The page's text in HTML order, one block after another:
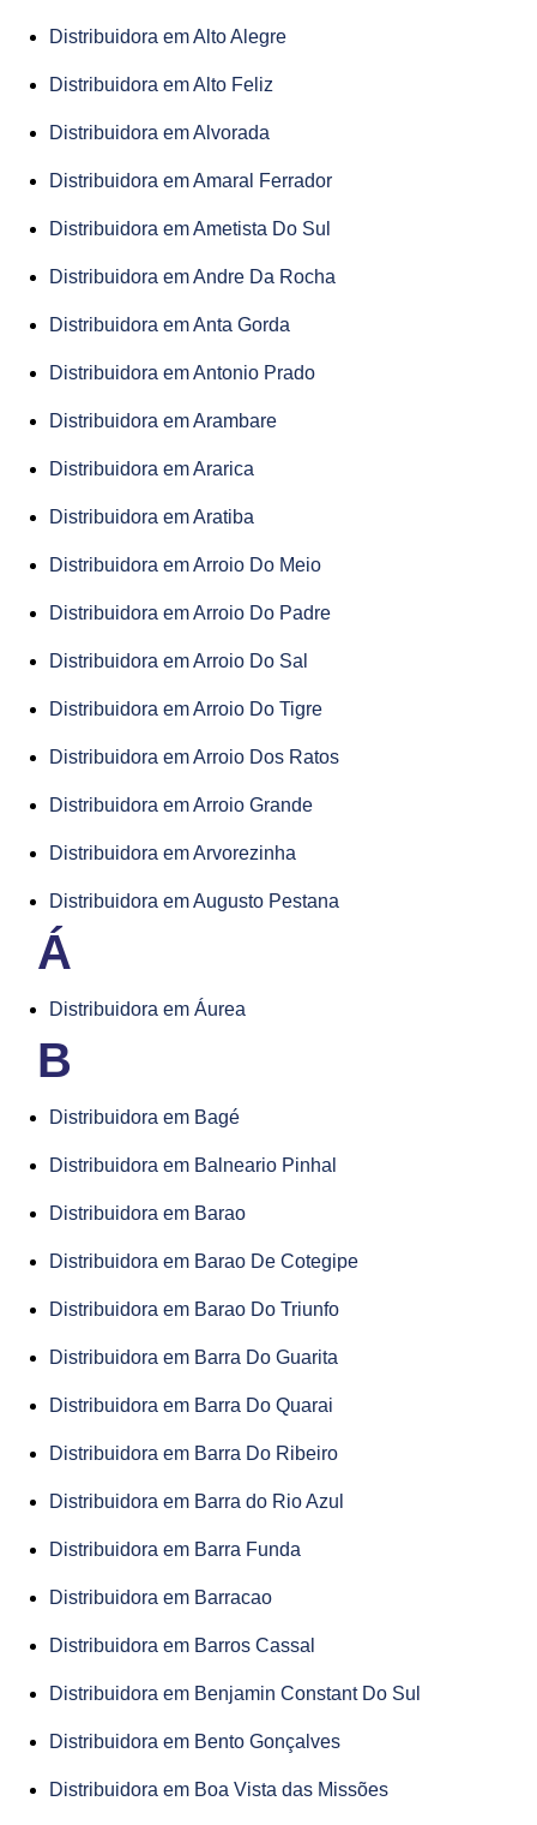
Distribuidora em Alto Alegre
Distribuidora em Alto Feliz
Distribuidora em Alvorada
Distribuidora em Amaral Ferrador
Distribuidora em Ametista Do Sul
Distribuidora em Andre Da Rocha
Distribuidora em Anta Gorda
Distribuidora em Antonio Prado
Distribuidora em Arambare
Distribuidora em Ararica
Distribuidora em Aratiba
Distribuidora em Arroio Do Meio
Distribuidora em Arroio Do Padre
Distribuidora em Arroio Do Sal
Distribuidora em Arroio Do Tigre
Distribuidora em Arroio Dos Ratos
Distribuidora em Arroio Grande
Distribuidora em Arvorezinha
Distribuidora em Augusto Pestana
Á
Distribuidora em Áurea
B
Distribuidora em Bagé
Distribuidora em Balneario Pinhal
Distribuidora em Barao
Distribuidora em Barao De Cotegipe
Distribuidora em Barao Do Triunfo
Distribuidora em Barra Do Guarita
Distribuidora em Barra Do Quarai
Distribuidora em Barra Do Ribeiro
Distribuidora em Barra do Rio Azul
Distribuidora em Barra Funda
Distribuidora em Barracao
Distribuidora em Barros Cassal
Distribuidora em Benjamin Constant Do Sul
Distribuidora em Bento Gonçalves
Distribuidora em Boa Vista das Missões